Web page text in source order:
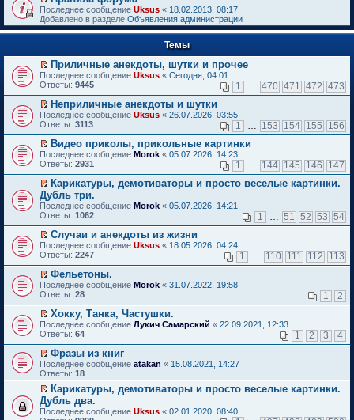
т
и
к
п
в
о
м
у
н
е
п
р
о
ч
и
т
а
н
н
о
м
у
с
о
о
щ
н
и
ю
П
е
р
е
т
и
к
п
р
в
о
м
у
н
е
п
р
о
ч
и
т
а
н
н
о
м
у
с
о
б
щ
е
н
и
ю
Последнее сообщение Uksus « 18.02.2013, 08:17
Добавлено в разделе Объявления администрации
Темы
П
е
е
й
т
и
к
п
е
р
в
о
м
у
н
е
п
р
о
и
т
а
н
н
о
м
у
с
о
о
б
щ
е
н
и
Приличные анекдоты, шутки и прочее
Последнее сообщение Uksus « Сегодня, 04:01
Ответы: 9445 1 470 471 472 473
П
е
е
й
т
и
к
п
е
р
в
о
м
у
н
е
п
р
о
и
т
а
н
н
о
м
у
с
о
о
б
Неприличные анекдоты и шутки
Последнее сообщение Uksus « 26.07.2026, 03:55
Ответы: 3113 1 153 154 155 156
П
е
е
й
т
и
к
п
е
р
в
о
м
у
н
е
п
р
о
и
т
а
н
н
о
м
у
Видео приколы, прикольные картинки
Последнее сообщение Morok « 05.07.2026, 14:23
Ответы: 2931 1 144 145 146 147
П
е
р
е
й
т
и
к
п
е
р
в
о
м
у
н
е
п
р
о
ч
и
т
а
Карикатуры, демотиваторы и просто веселые картинки.
Дубль три.
Последнее сообщение Morok « 05.07.2026, 14:21
Ответы: 1062 1 51 52 53 54
П
е
е
т
и
к
п
е
р
в
о
м
у
н
е
п
р
Случаи и анекдоты из жизни
Последнее сообщение Uksus « 18.05.2026, 04:24
Ответы: 2247 1 110 111 112 113
П
е
е
й
т
и
к
п
е
р
в
м
у
Фельетоны.
Последнее сообщение Morok « 31.07.2022, 19:58
Ответы: 28 1 2
П
е
е
т
и
п
е
р
Хокку, Танка, Частушки.
Последнее сообщение Лукич Самарский « 22.09.2021, 12:33
Ответы: 64 1 2 3 4
П
е
р
е
й
т
и
Фразы из книг
Последнее сообщение atakan « 15.08.2021, 14:27
Ответы: 18
П
е
р
Карикатуры, демотиваторы и просто веселые картинки.
Дубль два.
Последнее сообщение Uksus « 02.01.2020, 08:40